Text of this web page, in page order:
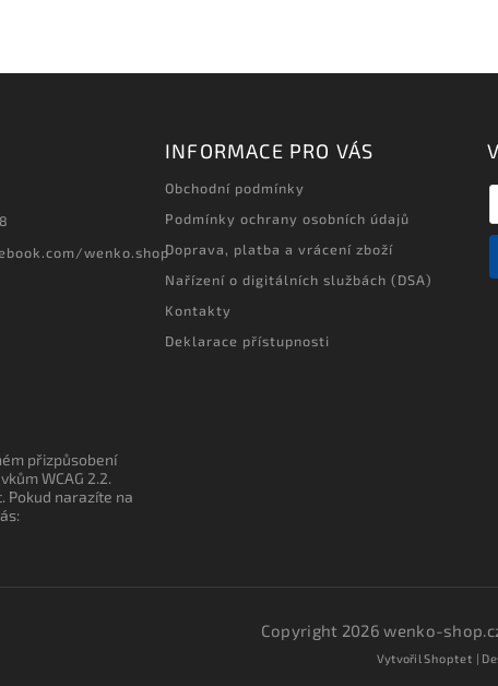
wenko.shop
INFORMACE PRO VÁS
Obchodní podmínky
Podmínky ochrany osobních údajů
Doprava, platba a vrácení zboží
Nařízení o digitálních službách (DSA)
Kontakty
Deklarace přístupnosti
přizpůsobení
WCAG 2.2.
Pokud narazíte na
Copyright 2026wenko-
VytvořilShoptet |